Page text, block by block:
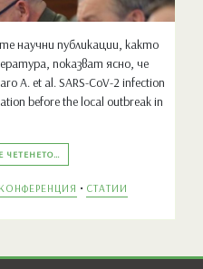
научни публикации, както
показват ясно, че
A. et al. SARS-CoV-2 infection
before the local outbreak in
ЧЕТЕНЕТО…
• СТАТИИ